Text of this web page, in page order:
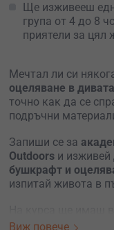
Ще изживееш
група от 4 до 8
приятели за цял
Мечтал ли си
оцеляване в
точно как да се
подръчни
Запиши се за
Outdoors и изживей
бушкрафт и
изпитай живота в
лагер с други
Виж повече